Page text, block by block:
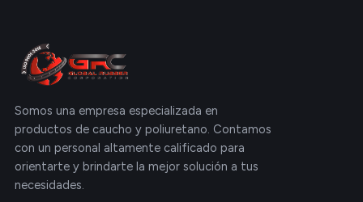
Somos una empresa especializada en
productos de caucho y poliuretano. Contamos
con un personal altamente calificado para
orientarte y brindarte la mejor solución a tus
necesidades.